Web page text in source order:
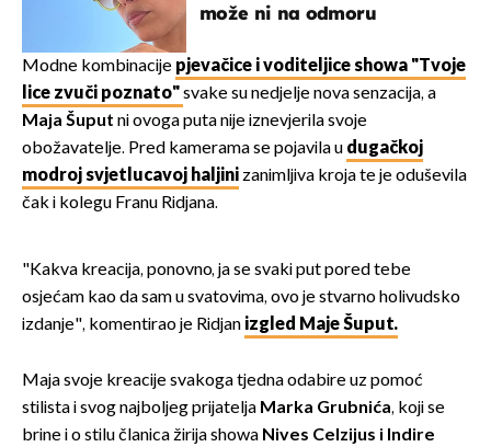
može ni na odmoru
Modne kombinacije pjevačice i voditeljice showa "Tvoje
lice zvuči poznato"svake su nedjelje nova senzacija, a
Maja Šuput ni ovoga puta nije iznevjerila svoje
obožavatelje. Pred kamerama se pojavila u dugačkoj
modroj svjetlucavoj haljinizanimljiva kroja te je oduševila
čak i kolegu Franu Ridjana.
"Kakva kreacija, ponovno, ja se svaki put pored tebe
osjećam kao da sam u svatovima, ovo je stvarno holivudsko
izdanje", komentirao je Ridjan izgled Maje Šuput.
Maja svoje kreacije svakoga tjedna odabire uz pomoć
stilista i svog najboljeg prijatelja Marka Grubnića, koji se
brine i o stilu članica žirija showa Nives Celzijus i Indire